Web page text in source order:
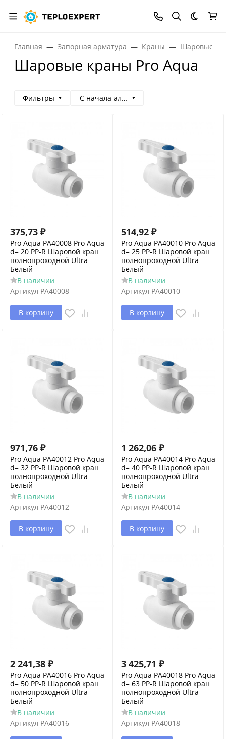
Темная
Главная Запорная арматура Краны Шаровые
Шаровые краны Pro Aqua
Фильтры С начала алфавита
375,73 ₽
Pro Aqua PA40008 Pro Aqua
d= 20 PP-R Шаровой кран
полнопроходной Ultra
Белый
В наличии
Артикул PA40008
В корзину
514,92 ₽
Pro Aqua PA40010 Pro Aqua
d= 25 PP-R Шаровой кран
полнопроходной Ultra
Белый
В наличии
Артикул PA40010
В корзину
971,76 ₽
Pro Aqua PA40012 Pro Aqua
d= 32 PP-R Шаровой кран
полнопроходной Ultra
Белый
В наличии
Артикул PA40012
В корзину
1 262,06 ₽
Pro Aqua PA40014 Pro Aqua
d= 40 PP-R Шаровой кран
полнопроходной Ultra
Белый
В наличии
Артикул PA40014
В корзину
2 241,38 ₽
Pro Aqua PA40016 Pro Aqua
d= 50 PP-R Шаровой кран
полнопроходной Ultra
Белый
В наличии
Артикул PA40016
3 425,71 ₽
Pro Aqua PA40018 Pro Aqua
d= 63 PP-R Шаровой кран
полнопроходной Ultra
Белый
В наличии
Артикул PA40018